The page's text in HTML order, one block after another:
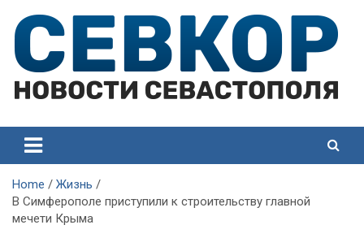
content
Севастополя
Севастополя
Home
Жизнь
В Симферополе приступили к строительству главной
мечети Крыма